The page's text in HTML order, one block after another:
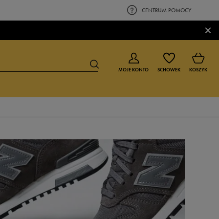
CENTRUM POMOCY
×
0-4 lat
4-8 lat
9-16 lat
0-4 lat
4-8 lat
9-16 lat
MOJE KONTO SCHOWEK KOSZYK